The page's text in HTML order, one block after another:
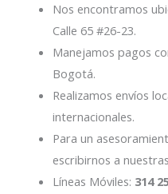
Nos encontramos
Calle 65 #26-23.
Manejamos pagos
Bogotá.
Realizamos envíos
internacionales.
Para un
escribirnos a
Líneas Móviles: 314